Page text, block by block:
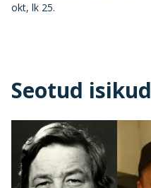
okt, lk 25.
Seotud isikud